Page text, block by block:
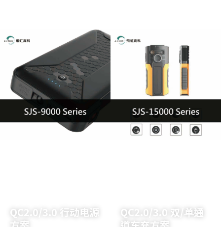
QC2.0/3.0 行动电源
QC2.0/3.0 双/单通